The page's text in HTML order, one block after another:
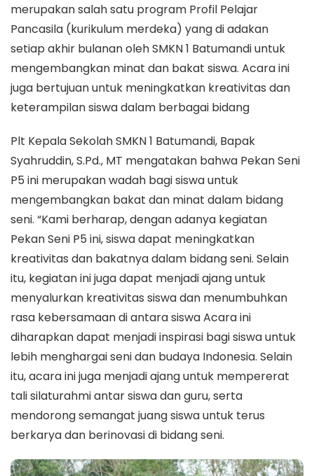
merupakan salah satu program Profil Pelajar
Pancasila (kurikulum merdeka) yang di adakan
setiap akhir bulanan oleh SMKN 1 Batumandi untuk
mengembangkan minat dan bakat siswa. Acara ini
juga bertujuan untuk meningkatkan kreativitas dan
keterampilan siswa dalam berbagai bidang
Plt Kepala Sekolah SMKN 1 Batumandi, Bapak
Syahruddin, S.Pd., MT mengatakan bahwa Pekan Seni
P5 ini merupakan wadah bagi siswa untuk
mengembangkan bakat dan minat dalam bidang
seni. “Kami berharap, dengan adanya kegiatan
Pekan Seni P5 ini, siswa dapat meningkatkan
kreativitas dan bakatnya dalam bidang seni. Selain
itu, kegiatan ini juga dapat menjadi ajang untuk
menyalurkan kreativitas siswa dan menumbuhkan
rasa kebersamaan di antara siswa Acara ini
diharapkan dapat menjadi inspirasi bagi siswa untuk
lebih menghargai seni dan budaya Indonesia. Selain
itu, acara ini juga menjadi ajang untuk mempererat
tali silaturahmi antar siswa dan guru, serta
mendorong semangat juang siswa untuk terus
berkarya dan berinovasi di bidang seni.